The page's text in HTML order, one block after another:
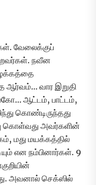
வேலைக்குப்
நவீன
ஆர்வம்… வார இறுதி
ஆட்டம், பாட்டம்,
கொண்டிருந்தது
கொள்வது அவர்களின்
மது மயக்கத்தில்
என நம்பினார்கள். 9
அவனால் செக்ஸில்